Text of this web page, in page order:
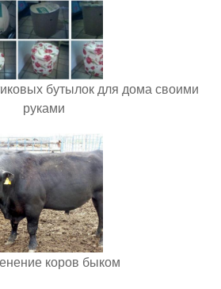
бутылок для дома своими
руками
коров быком